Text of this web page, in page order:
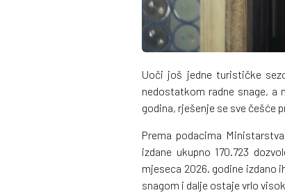
Uoči još jedne turističke
nedostatkom radne snage,
godina, rješenje se sve češće
Prema podacima
izdane ukupno 170.723
mjeseca 2026. godine izdano
snagom i dalje ostaje vrlo